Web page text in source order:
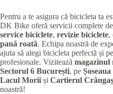
Pentru a te asigura că bicicleta ta
DK Bike oferă servicii complete de
service biciclete, revizie biciclete,
pană roată. Echipa noastră de
ajuta să alegi bicicleta perfectă și
profesionale. Vizitează magazinul
Sectorul 6 București, pe
Lacul Morii și Cartierul
noastră!